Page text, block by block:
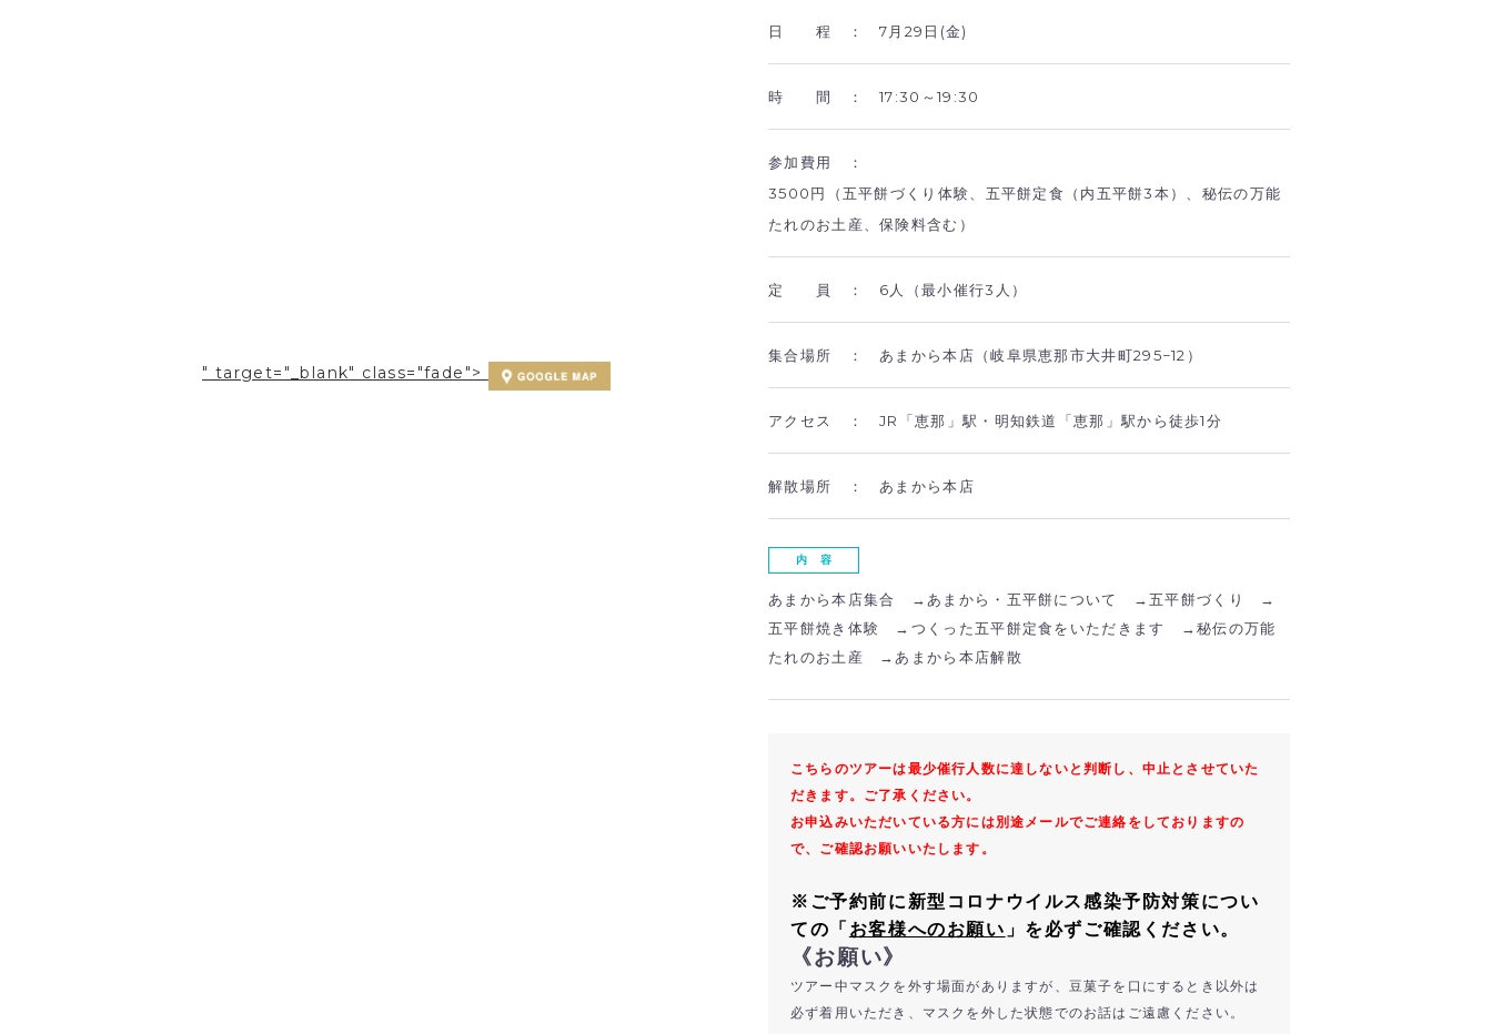
" target="_blank" class="fade">
日 程 ：7月29日(金)
時 間 ：17:30～19:30
参加費用 ：
3500円（五平餅づくり体験、五平餅定食（内五平餅3本）、秘伝の万能
たれのお土産、保険料含む）
定 員 ： 6人（最小催行3人）
集合場所 ： あまから本店（岐阜県恵那市大井町295−12）
アクセス ：JR「恵那」駅・明知鉄道「恵那」駅から徒歩1分
解散場所 ： あまから本店
内 容
あまから本店集合 →あまから・五平餅について →五平餅づくり →
五平餅焼き体験 →つくった五平餅定食をいただきます →秘伝の万能
たれのお土産 → あまから本店解散
こちらのツアーは最少催行人数に達しないと判断し、中止とさせていた
だきます。ご了承ください。
お申込みいただいている方には別途メールでご連絡をしておりますの
で、ご確認お願いいたします。
※ご予約前に新型コロナウイルス感染予防対策につい
ての「 お客様へのお願い 」を必ずご確認ください。
《お願い》
ツアー中マスクを外す場面がありますが、豆菓子を口にするとき以外は
必ず着用いただき、マスクを外した状態でのお話はご遠慮ください。